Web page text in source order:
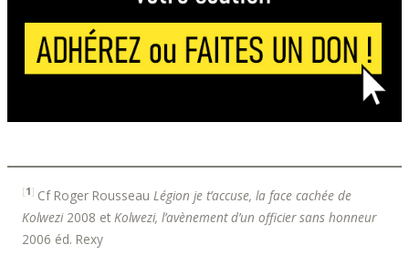
[1] Cf Roger Rousseau Légion je t’accuse, la face cachée de
Kolwezi2008 et Kolwezi, l’avènement d’un officier sans honneur
2006 éd. Rexy